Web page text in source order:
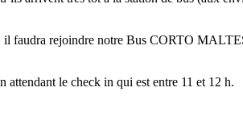
il faudra rejoindre notre Bus CORTO
attendant le check in qui est entre 11 et 12 h.